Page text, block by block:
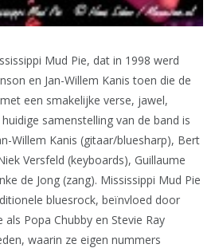
Mud Pie, dat in 1998 werd
en Jan-Willem Kanis toen die de
een smakelijke verse, jawel,
samenstelling van de band is
Willem Kanis (gitaar/bluesharp), Bert
Versfeld (keyboards), Guillaume
de Jong (zang). Mississippi Mud Pie
bluesrock, beïnvloed door
Popa Chubby en Stevie Ray
waarin ze eigen nummers